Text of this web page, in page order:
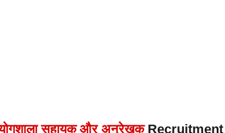
सहायक और अनुरेखकRecruitment